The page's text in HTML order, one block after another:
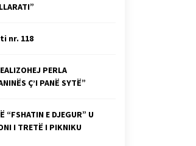
lufte:
nr. 118
PERLA
Ç’I PANË SYTË”
“FSHATIN E DJEGUR” U
I TRETË I PIKNIKU